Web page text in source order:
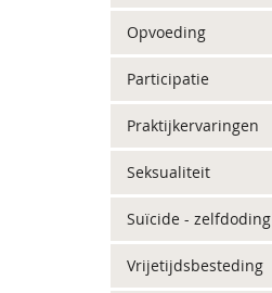
Opvoeding
Participatie
Praktijkervaringen
Seksualiteit
Suïcide - zelfdoding
Vrijetijdsbesteding